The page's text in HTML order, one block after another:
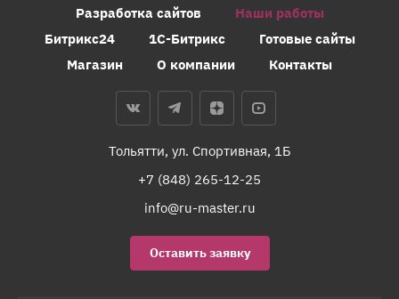
Разработка сайтов
Наши работы
Битрикс24
1С-Битрикс
Готовые сайты
Магазин
О компании Контакты
Тольятти, ул. Спортивная, 1Б
+7 (848) 265-12-25
info@ru-master.ru
Оставить заявку